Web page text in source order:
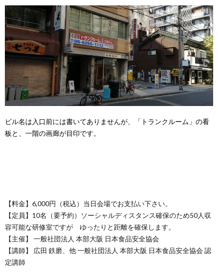
ビル名は入口前には書いてありませんが、「トランクルーム」の看
板と、一階の画廊が目印です。
【料金】6,000円（税込）当日会場でお支払い下さい。
【定員】10名（要予約）ソーシャルディスタンス確保のため50人収
容可能な研修室ですが ゆったりと距離を確保します。
【主催】 一般社団法人 本部大阪 日本食品安全協会
【講師】 広田 鉄磨、他 一般社団法人 本部大阪 日本食品安全協会 認
定講師